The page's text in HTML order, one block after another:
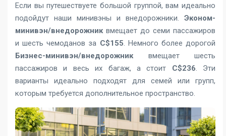
Если вы путешествуете большой группой, вам идеально
подойдут наши минивэны и внедорожники. Эконом-
минивэн/внедорожниквмещает до семи пассажиров
и шесть чемоданов за C$155. Немного более дорогой
Бизнес-минивэн/внедорожниквмещает шесть
пассажиров и весь их багаж, а стоит C$236. Эти
варианты идеально подходят для семей или групп,
которым требуется дополнительное пространство.